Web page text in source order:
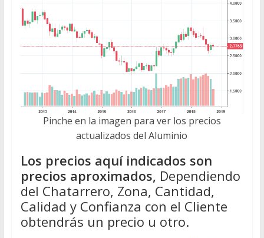
Pinche en la imagen para ver los precios
actualizados del Aluminio
Los precios aquí indicados son
precios aproximados, Dependiendo
del Chatarrero, Zona, Cantidad,
Calidad y Confianza con el Cliente
obtendrás un precio u otro.